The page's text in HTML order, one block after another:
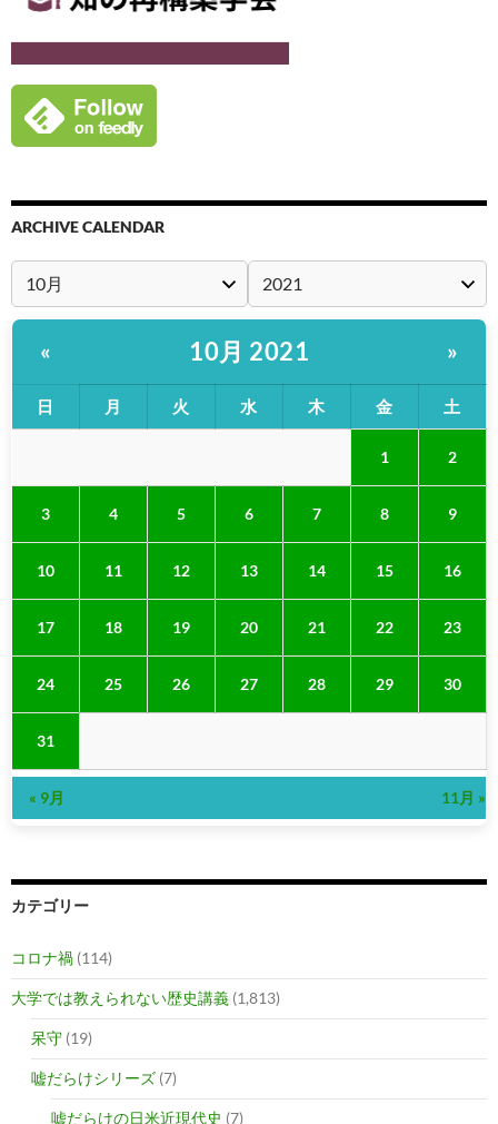
ARCHIVE CALENDAR
« 10月 2021 »
日 月 火 水 木 金 土
1 2
3 4 5 6 7 8 9
10 11 12 13 14 15 16
17 18 19 20 21 22 23
24 25 26 27 28 29 30
31
« 9月 11月 »
カテゴリー
コロナ禍 (114)
大学では教えられない歴史講義 (1,813)
呆守 (19)
嘘だらけシリーズ (7)
嘘だらけの日米近現代史 (7)